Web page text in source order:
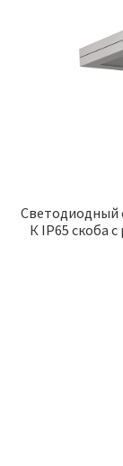
Светодиодный
К IP65 скоба